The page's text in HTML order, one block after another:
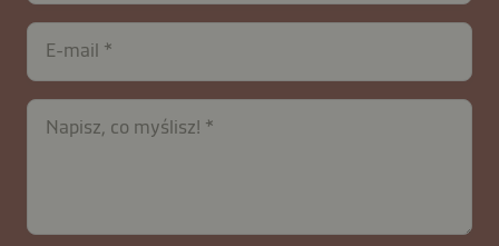
E-mail
Napisz, co myślisz!